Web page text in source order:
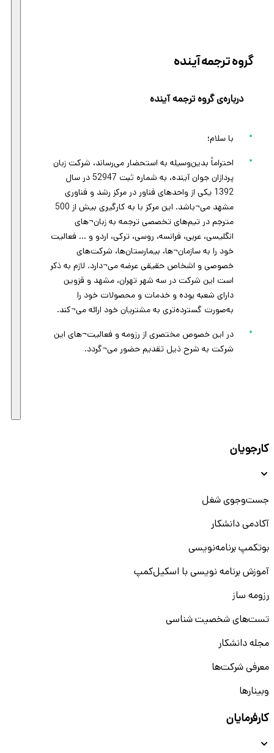
گروه ترجمه آینده
درباره‌ی گروه ترجمه آینده
با سلام؛
احتراماً بدین‌وسیله به استحضار می‌رساند، شرکت زبان
پردازان جوان آینده، به شماره ثبت 52947 در سال
1392 یکی از واحدهای فناور در مرکز رشد و فناوری
مشهد می¬باشد. این مرکز با به کارگیری بیش از 500
مترجم در تیم‌های تخصصی ترجمه به زبان¬های
انگلیسی، عربی، فرانسه، روسی، ترکی، اردو و ... فعالیت
خود را به سازمان¬ها، بیمارستان‌ها، شرکت‌های
خصوصی و اشخاص حقیقی عرضه می¬دارد. لازم به ذکر
است این شرکت در سه شهر تهران، مشهد و قزوین
دارای شعبه بوده و خدمات و محصولات خود را
به‌صورت گسترده‌تری به مشتریان خود ارائه می¬کند.
در این خصوص مختصری از رزومه و فعالیت¬های این
شرکت به شرح ذیل تقدیم حضور می¬گردد.
کارجویان
جست‌و‌جوی شغل
آکادمی دانشکار
بوتکمپ برنامه‌نویسی
آموزش برنامه نویسی با اسکیل‌کمپ
رزومه ساز
تست‌های شخصیت شناسی
مجله دانشکار
معرفی شرکت‌ها
وبینار‌‌ها
کارفرمایان